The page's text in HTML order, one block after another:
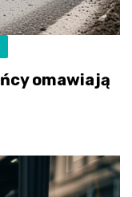
omawiają